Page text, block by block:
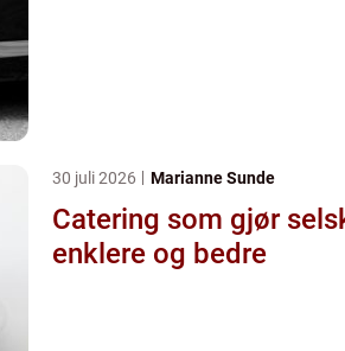
30 juli 2026 Marianne Sunde
Catering som gjør
enklere og bedre